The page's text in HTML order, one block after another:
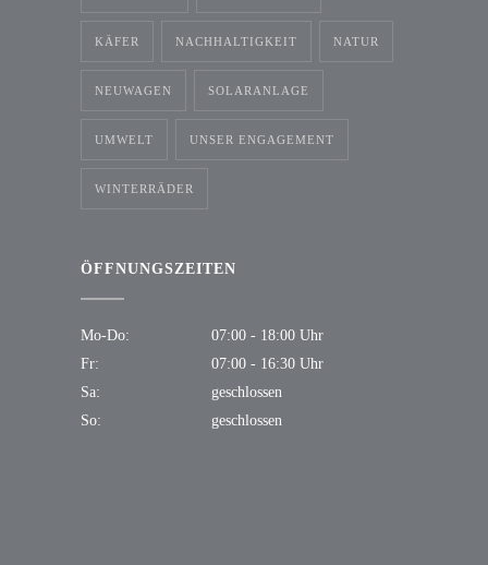
KÄFER NACHHALTIGKEIT NATUR
NEUWAGEN SOLARANLAGE
UMWELT UNSER ENGAGEMENT
WINTERRÄDER
ÖFFNUNGSZEITEN
Mo-Do:
07:00 - 18:00 Uhr
Fr:
07:00 - 16:30 Uhr
Sa:
geschlossen
So:
geschlossen